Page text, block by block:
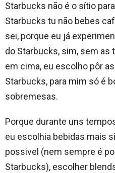
Starbucks não é o sítio
Starbucks tu não bebes
sei, porque eu já
do Starbucks, sim, sem as
em cima, eu escolho pôr
Starbucks, para mim só é
sobremesas.
Porque durante uns
eu escolhia bebidas mais
possivel (nem sempre é
Starbucks), escolher